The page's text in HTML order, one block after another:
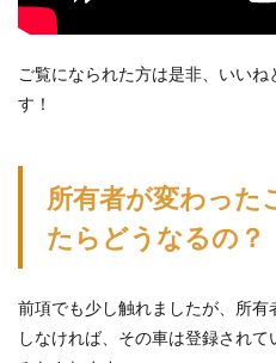
ご覧になられた方は是非、いい
す！
所有者が変わった
たらどうなるの？
前項でも少し触れましたが、所
しなければ、その車は登録され